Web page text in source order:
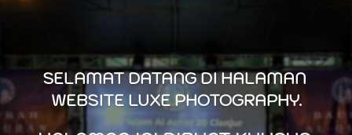
SELAMAT DATANG DI HALAMAN
WEBSITE LUXE PHOTOGRAPHY.